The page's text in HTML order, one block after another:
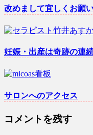
改めまして宜しくお願
妊娠・出産は奇跡の連続
サロンへのアクセス
コメントを残す